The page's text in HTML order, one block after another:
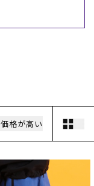
価格が高い